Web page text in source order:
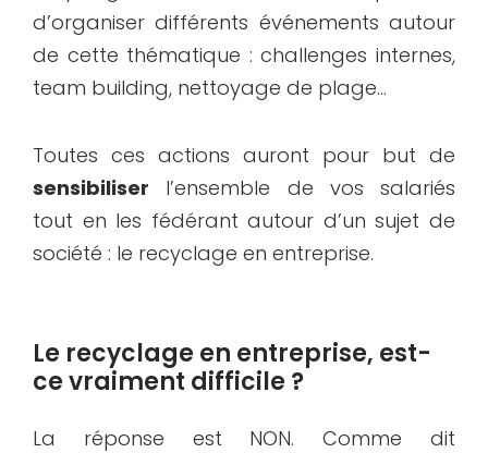
d’organiser différents événements autour
de cette thématique : challenges internes,
team building, nettoyage de plage…
Toutes ces actions auront pour but de
sensibiliser l’ensemble de vos salariés
tout en les fédérant autour d’un sujet de
société : le recyclage en entreprise.
Le recyclage en entreprise, est-
ce vraiment difficile ?
La réponse est NON. Comme dit